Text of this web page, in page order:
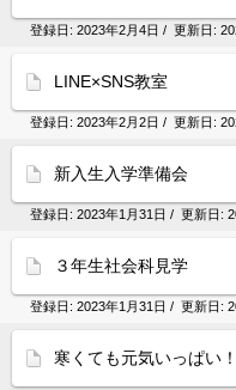
登録日: 2023年2月4日 / 更新日:
LINE×SNS教室
登録日: 2023年2月2日 / 更新日:
新入生入学準備会
登録日: 2023年1月31日 / 更新日:
３年生社会科見学
登録日: 2023年1月31日 / 更新日:
寒くても元気いっぱい！